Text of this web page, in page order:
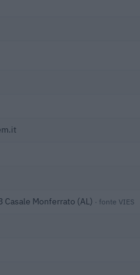
Casale Monferrato (AL) · fonte VIES